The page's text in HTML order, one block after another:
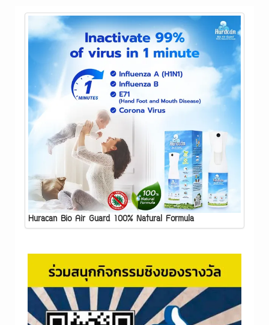
Huracan Bio Air Guard 100% Natural Formula